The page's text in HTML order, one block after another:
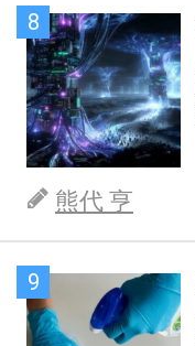
8
熊代 亨
9